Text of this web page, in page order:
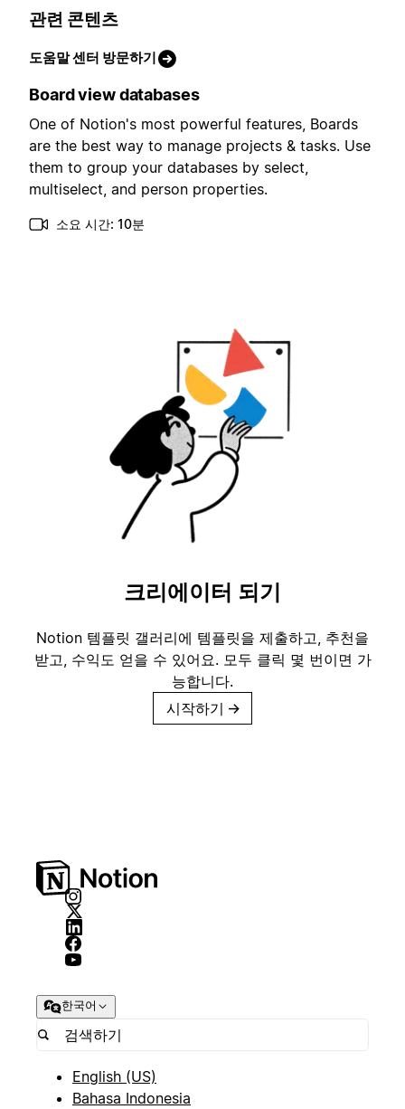
관련 콘텐츠
도움말 센터 방문하기
Board view databases
One of Notion's most powerful features, Boards
are the best way to manage projects & tasks. Use
them to group your databases by select,
multiselect, and person properties.
소요 시간: 10분
크리에이터 되기
Notion 템플릿 갤러리에 템플릿을 제출하고, 추천을
받고, 수익도 얻을 수 있어요. 모두 클릭 몇 번이면 가
능합니다.
시작하기 →
한국어
English (US)
Bahasa Indonesia